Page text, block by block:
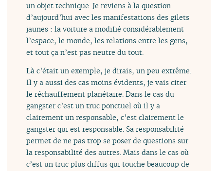
un objet technique. Je reviens à la question
d’aujourd’hui avec les manifestations des gilets
jaunes : la voiture a modifié considérablement
l’espace, le monde, les relations entre les gens,
et tout ça n’est pas neutre du tout.
Là c’était un exemple, je dirais, un peu extrême.
Il y a aussi des cas moins évidents, je vais citer
le réchauffement planétaire. Dans le cas du
gangster c’est un truc ponctuel où il y a
clairement un responsable, c’est clairement le
gangster qui est responsable. Sa responsabilité
permet de ne pas trop se poser de questions sur
la responsabilité des autres. Mais dans le cas où
c’est un truc plus diffus qui touche beaucoup de